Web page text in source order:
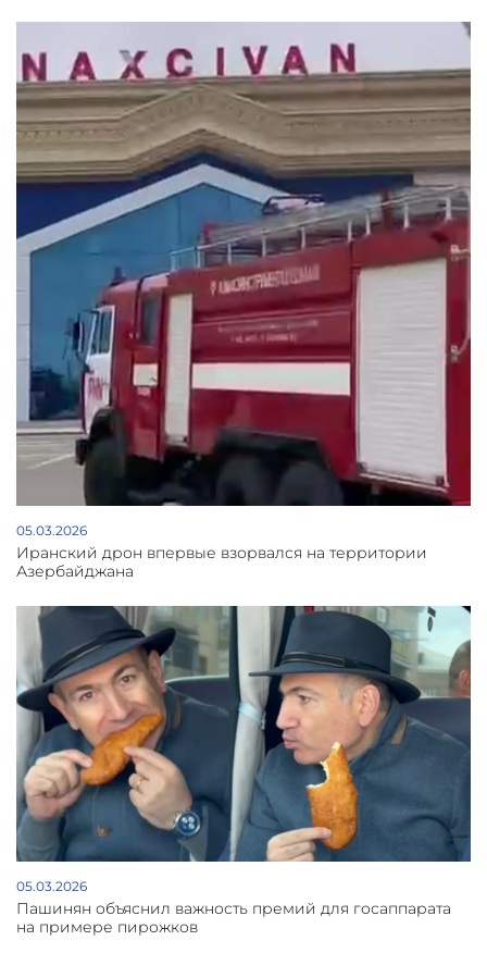
05.03.2026
Иранский дрон впервые взорвался на территории
Азербайджана
05.03.2026
Пашинян объяснил важность премий для госаппарата
на примере пирожков